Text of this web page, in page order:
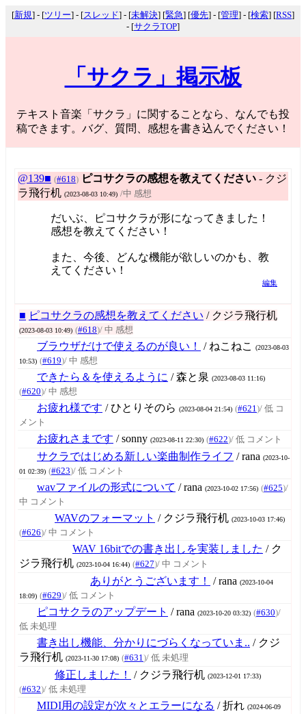
[新規] - [ツリー] - [スレッド] - [未解決] [緊急] [優先] - [管理] - [検索] [RSS]
- [サクラTOP]
「サクラ」掲示板
テキスト音楽「サクラ」に関することなら、なんでも投
稿できます。バグ、質問、感想を書き込んでください！
@139■ (#618) ピコサクラの感想を教えてください - クジ
ラ飛行机 (2023-08-03 10:49) /中 感想
だいぶ、ピコサクラが形になってきました！
感想を教えてください！
また、今後、どんな機能が欲しいのかも、教
えてください！
編集
■ ピコサクラの感想を教えてください / クジラ飛行机
(2023-08-03 10:49) (#618)/ 中 感想
ブラウザだけで使えるのが良い！ / ねこねこ
(2023-08-03
10:53) (#619)/ 中 感想
できたら＆を使えるように / 森と泉 (2023-08-03 11:16)
(#620)/ 中 感想
お疲れ様です / ひとりそのら (2023-08-04 21:54) (#621)/ 低 コ
メント
お疲れさまです / sonny (2023-08-11 22:30) (#622)/ 低 コメント
サクラではじめる新しい楽曲制作ライフ / rana (2023-10-
01 02:39) (#623)/ 低 コメント
wavファイルの形式について / rana (2023-10-02 17:56) (#625)/
中 コメント
WAVのフォーマット / クジラ飛行机 (2023-10-03 17:46)
(#626)/ 中 コメント
WAV 16bitでの書き出しを実装しました / ク
ジラ飛行机 (2023-10-04 16:44) (#627)/ 中 コメント
ありがとうございます！ / rana (2023-10-04
18:09) (#629)/ 低 コメント
ピコサクラのアップデート / rana (2023-10-20 03:32) (#630)/
低 未処理
書き出し機能、分かりにづらくなっていま.. / クジ
ラ飛行机 (2023-11-30 17:08) (#631)/ 低 未処理
修正しました！ / クジラ飛行机 (2023-12-01 17:33)
(#632)/ 低 未処理
MIDI用の設定が次々とエラーになる / 折れ (2024-06-09